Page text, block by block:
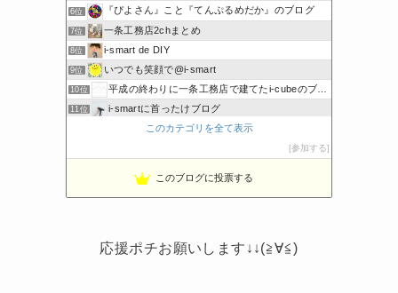
6位 『ぴよさん』こと『てんぷるめだか』のブログ
7位 一条工務店2chまとめ
8位 i-smart de DIY
9位 いつでも笑顔で@i-smart
10位 平成の終わりに一条工務店で建てたi-cubeのブログ
11位 i-smartに首ったけブログ
節約しないエコライフ
わかまっちょのおうち
このカテゴリを全て表示
参加する
このブログに投票する
応援ポチお願いします↓↓(≧∀≦)